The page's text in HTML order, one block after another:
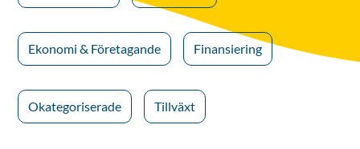
Ekonomi & Företagande Finansiering
Okategoriserade Tillväxt